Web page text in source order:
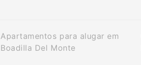
Apartamentos para alugar em
Boadilla Del Monte